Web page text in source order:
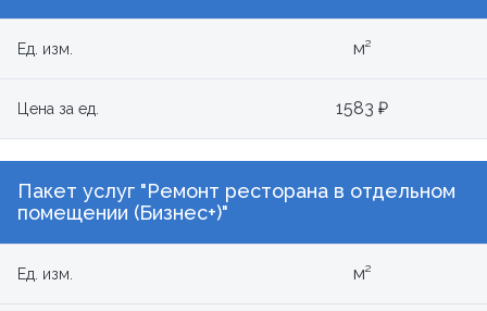
Ед. изм. м²
Цена за ед. 1583 ₽
Пакет услуг "Ремонт ресторана в отдельном
помещении (Бизнес+)"
Ед. изм. м²